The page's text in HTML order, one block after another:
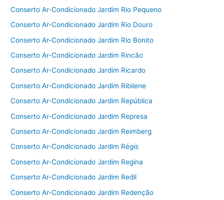
Conserto Ar-Condicionado Jardim Rio Pequeno
Conserto Ar-Condicionado Jardim Rio Douro
Conserto Ar-Condicionado Jardim Rio Bonito
Conserto Ar-Condicionado Jardim Rincão
Conserto Ar-Condicionado Jardim Ricardo
Conserto Ar-Condicionado Jardim Ribilene
Conserto Ar-Condicionado Jardim República
Conserto Ar-Condicionado Jardim Represa
Conserto Ar-Condicionado Jardim Reimberg
Conserto Ar-Condicionado Jardim Régis
Conserto Ar-Condicionado Jardim Regina
Conserto Ar-Condicionado Jardim Redil
Conserto Ar-Condicionado Jardim Redenção